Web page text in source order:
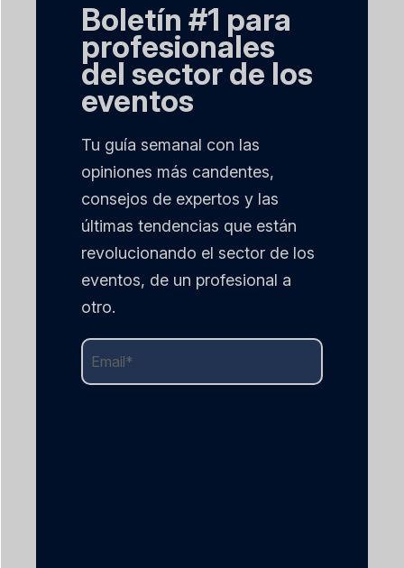
Boletín #1 para
profesionales
del sector de los
eventos
Tu guía semanal con las
opiniones más candentes,
consejos de expertos y las
últimas tendencias que están
revolucionando el sector de los
eventos, de un profesional a
otro.